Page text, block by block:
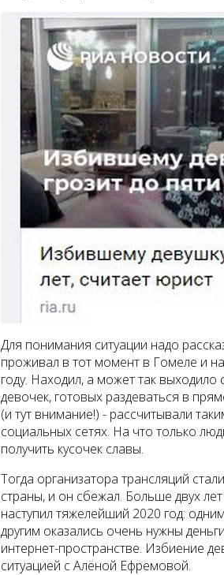
Для понимания ситуации надо
проживал в тот момент в Гомеле и
году. Находил, а может так
девочек, готовых раздеваться в
(и тут внимание!) - рассчитывали
социальных сетях. На что только
получить кусочек славы.
Тогда организатора трансляций
страны, и он сбежал. Больше двух
наступил тяжелейший 2020 год:
другим оказались очень нужны
интернет-пространстве. Избиение
ситуацией с Алёной Ефремовой.